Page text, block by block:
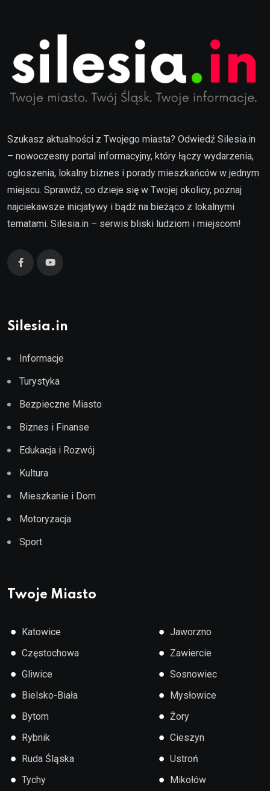
Szukasz aktualności z Twojego miasta? Odwiedź Silesia.in
– nowoczesny portal informacyjny, który łączy wydarzenia,
ogłoszenia, lokalny biznes i porady mieszkańców w jednym
miejscu. Sprawdź, co dzieje się w Twojej okolicy, poznaj
najciekawsze inicjatywy i bądź na bieżąco z lokalnymi
tematami. Silesia.in – serwis bliski ludziom i miejscom!
Silesia.in
Informacje
Turystyka
Bezpieczne Miasto
Biznes i Finanse
Edukacja i Rozwój
Kultura
Mieszkanie i Dom
Motoryzacja
Sport
Twoje Miasto
● Katowice
● Częstochowa
● Gliwice
● Bielsko-Biała
● Bytom
● Rybnik
● Ruda Śląska
● Tychy
● Jaworzno
● Zawiercie
● Sosnowiec
● Mysłowice
● Żory
● Cieszyn
● Ustroń
● Mikołów